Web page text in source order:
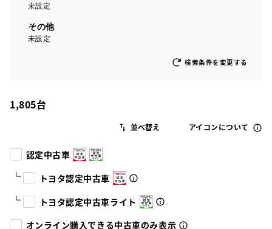
未設定
その他
未設定
検索条件を変更する
1,805台
アイコンについて
認定中古車
トヨタ認定中古車
トヨタ認定中古車ライト
オンライン購入できる中古車のみ表示